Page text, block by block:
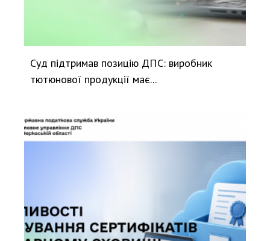
Суд підтримав позицію ДПС: виробник
тютюнової продукції має...